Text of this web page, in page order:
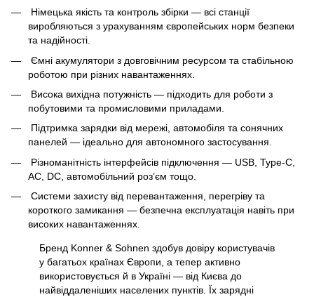
Німецька якість та контроль збірки — всі станції
виробляються з урахуванням європейських норм безпеки
та надійності.
Ємні акумулятори з довговічним ресурсом та стабільною
роботою при різних навантаженнях.
Висока вихідна потужність — підходить для роботи з
побутовими та промисловими приладами.
Підтримка зарядки від мережі, автомобіля та сонячних
панелей — ідеально для автономного застосування.
Різноманітність інтерфейсів підключення — USB, Type-C,
AC, DC, автомобільний роз’єм тощо.
Системи захисту від перевантаження, перегріву та
короткого замикання — безпечна експлуатація навіть при
високих навантаженнях.
Бренд Konner & Sohnen здобув довіру користувачів
у багатьох країнах Європи, а тепер активно
використовується й в Україні — від Києва до
найвіддаленіших населених пунктів. Їх зарядні